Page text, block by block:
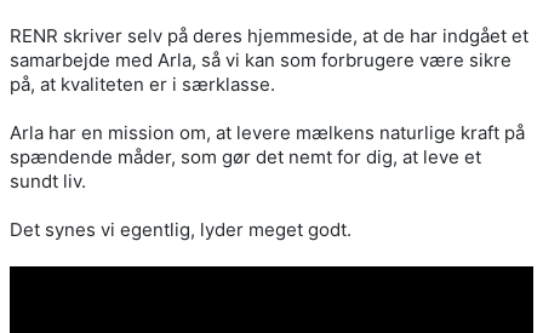
RENR skriver selv på deres hjemmeside, at de har indgået et
samarbejde med Arla, så vi kan som forbrugere være sikre
på, at kvaliteten er i særklasse.
Arla har en mission om, at levere mælkens naturlige kraft på
spændende måder, som gør det nemt for dig, at leve et
sundt liv.
Det synes vi egentlig, lyder meget godt.